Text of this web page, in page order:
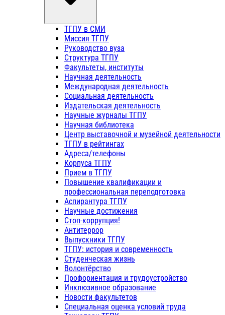
ТГПУ в СМИ
Миссия ТГПУ
Руководство вуза
Структура ТГПУ
Факультеты, институты
Научная деятельность
Международная деятельность
Социальная деятельность
Издательская деятельность
Научные журналы ТГПУ
Научная библиотека
Центр выставочной и музейной деятельности
ТГПУ в рейтингах
Адреса/телефоны
Корпуса ТГПУ
Прием в ТГПУ
Повышение квалификации и
профессиональная переподготовка
Аспирантура ТГПУ
Научные достижения
Стоп-коррупция!
Антитеррор
Выпускники ТГПУ
ТГПУ: история и современность
Студенческая жизнь
Волонтёрство
Профориентация и трудоустройство
Инклюзивное образование
Новости факультетов
Специальная оценка условий труда